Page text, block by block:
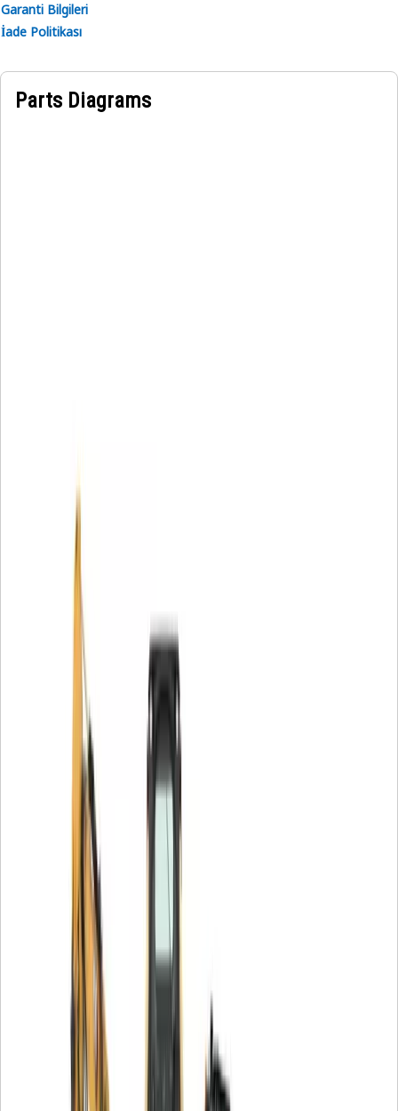
Garanti Bilgileri
İade Politikası
Parts Diagrams